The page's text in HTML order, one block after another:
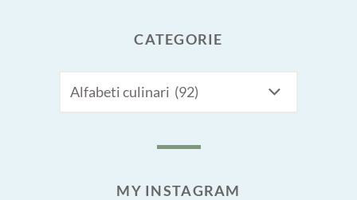
CATEGORIE
MY INSTAGRAM